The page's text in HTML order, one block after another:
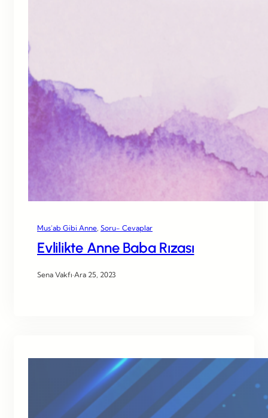
Mus’ab Gibi Anne Soru- Cevaplar
Evlilikte Anne Baba Rızası
Sena Vakfı·Ara 25, 2023